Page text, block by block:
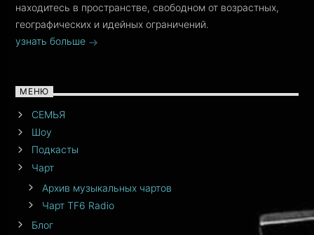
находитесь в пространстве, свободном от возрастных,
географических и идейных ограничений.
узнать больше
МЕНЮ
СЕМЬЯ
Шоу
Подкасты
Чарт
Архив музыкальных чартов
Чарт TF6 Radio
Блог